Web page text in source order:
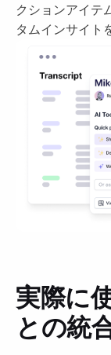
クションアイテ
タムインサイト
実際に
との統